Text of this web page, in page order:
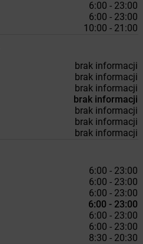
6:00 - 23:00
6:00 - 23:00
10:00 - 21:00
brak informacji
brak informacji
brak informacji
brak informacji
brak informacji
brak informacji
brak informacji
6:00 - 23:00
6:00 - 23:00
6:00 - 23:00
6:00 - 23:00
6:00 - 23:00
6:00 - 23:00
8:30 - 20:30